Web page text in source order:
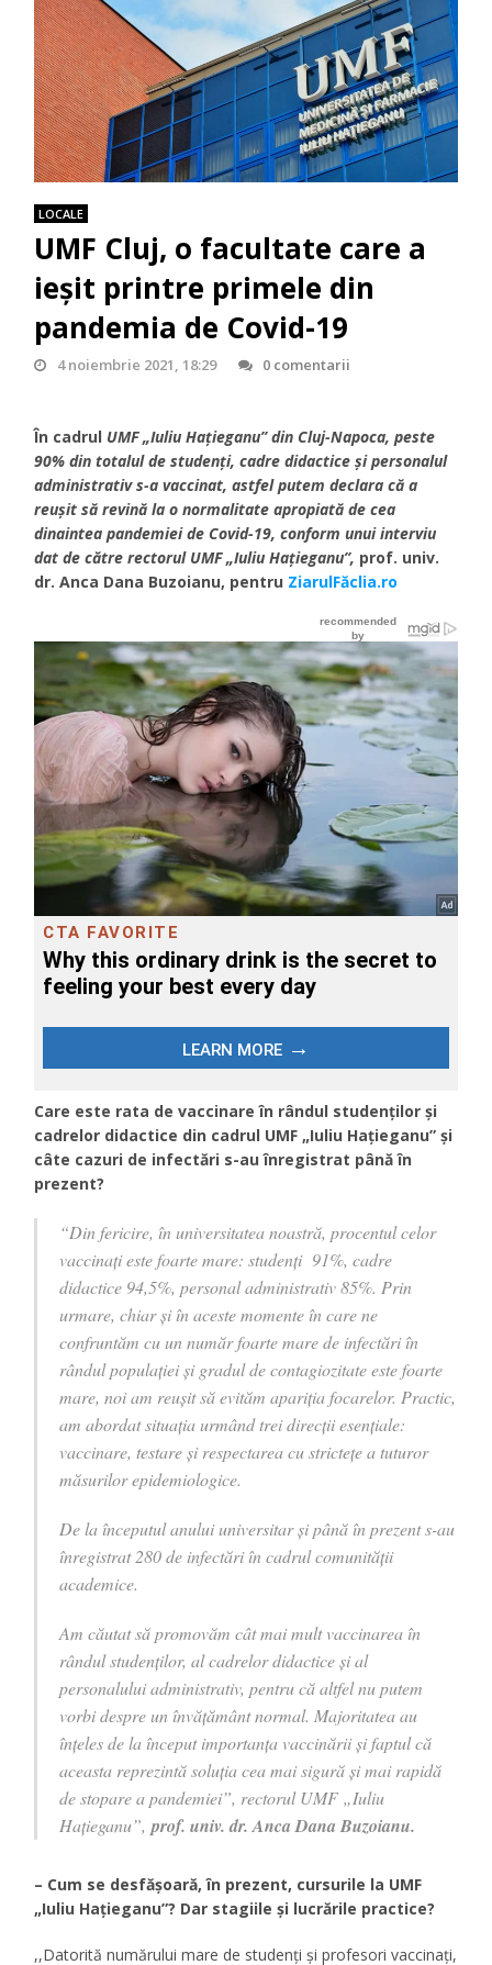
LOCALE
UMF Cluj, o facultate care a
ieșit printre primele din
pandemia de Covid-19
4 noiembrie 2021, 18:29 0 comentarii
În cadrul UMF „Iuliu Hațieganu” din Cluj-Napoca, peste
90% din totalul de studenți, cadre didactice și personalul
administrativ s-a vaccinat, astfel putem declara că a
reușit să revină la o normalitate apropiată de cea
dinaintea pandemiei de Covid-19, conform unui interviu
dat de către rectorul UMF „Iuliu Hațieganu”, prof. univ.
dr. Anca Dana Buzoianu, pentru ZiarulFăclia.ro
Care este rata de vaccinare în rândul studenților și
cadrelor didactice din cadrul UMF „Iuliu Hațieganu” și
câte cazuri de infectări s-au înregistrat până în
prezent?
“Din fericire, în universitatea noastră, procentul celor
vaccinați este foarte mare: studenți 91%, cadre
didactice 94,5%, personal administrativ 85%. Prin
urmare, chiar și în aceste momente în care ne
confruntăm cu un număr foarte mare de infectări în
rândul populației și gradul de contagiozitate este foarte
mare, noi am reușit să evităm apariția focarelor. Practic,
am abordat situația urmând trei direcții esențiale:
vaccinare, testare și respectarea cu strictețe a tuturor
măsurilor epidemiologice.
De la începutul anului universitar și până în prezent s-au
înregistrat 280 de infectări în cadrul comunității
academice.
Am căutat să promovăm cât mai mult vaccinarea în
rândul studenților, al cadrelor didactice și al
personalului administrativ, pentru că altfel nu putem
vorbi despre un învățământ normal. Majoritatea au
înțeles de la început importanța vaccinării și faptul că
aceasta reprezintă soluția cea mai sigură și mai rapidă
de stopare a pandemiei”, rectorul UMF „Iuliu
Hațieganu”,prof. univ. dr. Anca Dana Buzoianu.
– Cum se desfășoară, în prezent, cursurile la UMF
„Iuliu Hațieganu”? Dar stagiile și lucrările practice?
,,Datorită numărului mare de studenți și profesori vaccinați,